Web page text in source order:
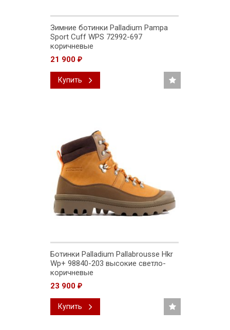
Зимние ботинки Palladium Pampa
Sport Cuff WPS 72992-697
коричневые
21 900 ₽
Купить
Ботинки Palladium Pallabrousse Hkr
Wp+ 98840-203 высокие светло-
коричневые
23 900 ₽
Купить